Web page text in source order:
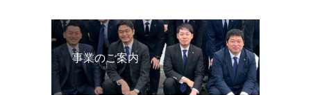
事業のご案内